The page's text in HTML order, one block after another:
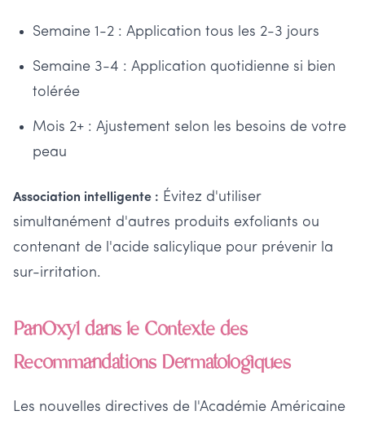
Semaine 1-2 : Application tous les 2-3 jours
Semaine 3-4 : Application quotidienne si bien
tolérée
Mois 2+ : Ajustement selon les besoins de votre
peau
Association intelligente : Évitez d'utiliser
simultanément d'autres produits exfoliants ou
contenant de l'acide salicylique pour prévenir la
sur-irritation.
PanOxyl dans le Contexte des
Recommandations Dermatologiques
Les nouvelles directives de l'Académie Américaine